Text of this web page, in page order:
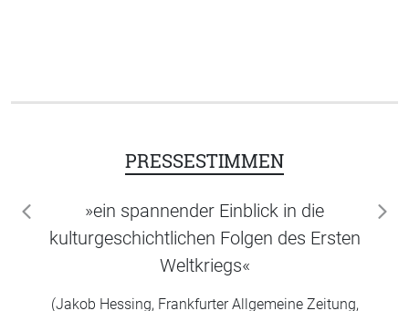
PRESSESTIMMEN
»ein spannender Einblick in die
kulturgeschichtlichen Folgen des Ersten
Weltkriegs«
(Jakob Hessing, Frankfurter Allgemeine Zeitung,
zurück